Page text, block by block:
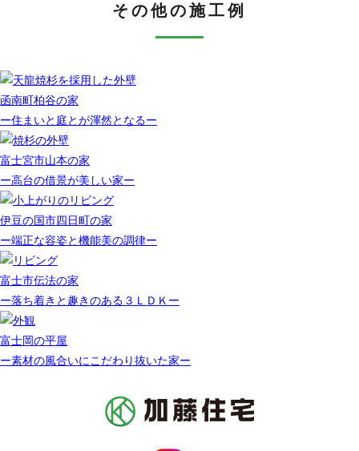
その他の施工例
函南町柏谷の家
ー住まいと庭とが渾然となるー
富士宮市山本の家
ー高台の借景が美しい家ー
伊豆の国市四日町の家
ー端正な容姿と機能美の調律ー
富士市伝法の家
ー落ち着きと趣きのある３ＬＤＫー
富士岡の平屋
ー素材の風合いにこだわり抜いた家ー